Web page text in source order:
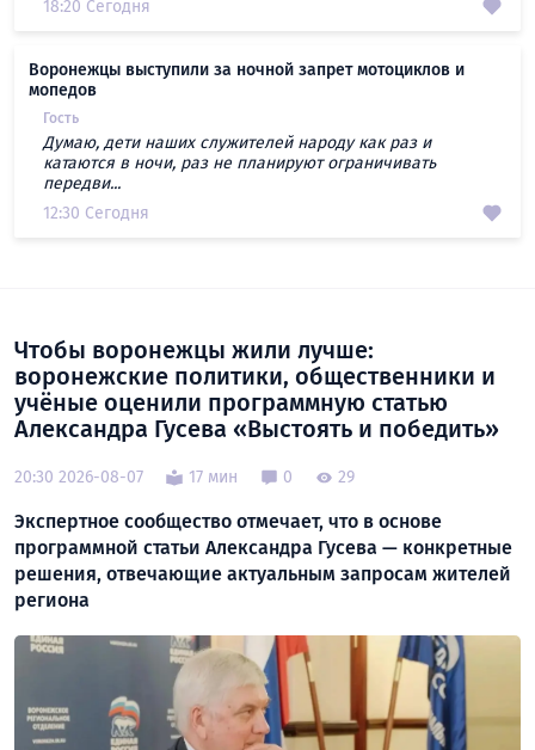
18:20 Сегодня
Воронежцы выступили за ночной запрет мотоциклов и
мопедов
Гость
Думаю, дети наших служителей народу как раз и
катаются в ночи, раз не планируют ограничивать
передви...
12:30 Сегодня
Чтобы воронежцы жили лучше:
воронежские политики, общественники и
учёные оценили программную статью
Александра Гусева «Выстоять и победить»
20:30 2026-08-07 17 мин 0 29
Экспертное сообщество отмечает, что в основе
программной статьи Александра Гусева — конкретные
решения, отвечающие актуальным запросам жителей
региона